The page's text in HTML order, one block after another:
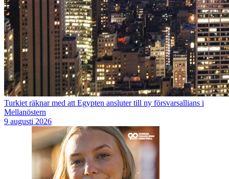
Turkiet räknar med att Egypten ansluter till ny försvarsallians i
Mellanöstern
9 augusti 2026